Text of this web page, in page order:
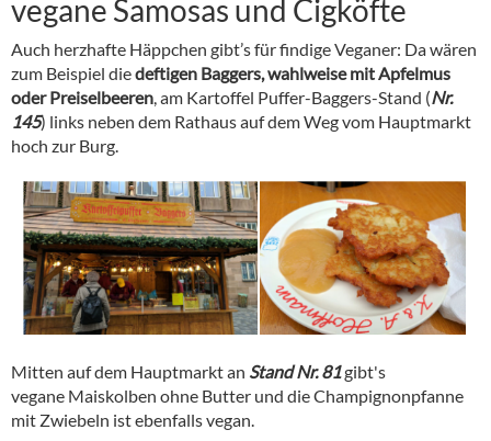
vegane Samosas und Cigköfte
Auch herzhafte Häppchen gibt’s für findige Veganer: Da wären
zum Beispiel diedeftigen Baggers, wahlweise mit Apfelmus
oder Preiselbeeren , am Kartoffel Puffer-Baggers-Stand (Nr.
145) links neben dem Rathaus auf dem Weg vom Hauptmarkt
hoch zur Burg.
Mitten auf dem Hauptmarkt an Stand Nr. 81gibt's
vegane Maiskolben ohne Butter und die Champignonpfanne
mit Zwiebeln ist ebenfalls vegan.